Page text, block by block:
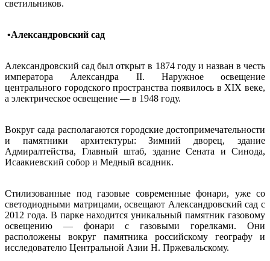
светильников.
•Александровский сад
Александровский сад был открыт в 1874 году и назван в честь
императора Александра II. Наружное освещение
центрального городского пространства появилось в XIX веке,
а электрическое освещение — в 1948 году.
Вокруг сада располагаются городские достопримечательности
и памятники архитектуры: Зимний дворец, здание
Адмиралтейства, Главный штаб, здание Сената и Синода,
Исаакиевский собор и Медный всадник.
Стилизованные под газовые современные фонари, уже со
светодиодными матрицами, освещают Александровский сад с
2012 года. В парке находится уникальный памятник газовому
освещению — фонари с газовыми горелками. Они
расположены вокруг памятника российскому географу и
исследователю Центральной Азии Н. Пржевальскому.